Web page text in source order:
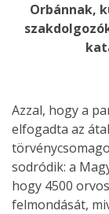
Orbánnak,
Azzal, hogy a
elfogadta az
sodródik: a
hogy 4500
felmondását,